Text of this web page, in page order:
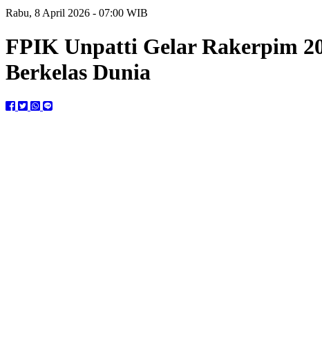
Rabu, 8 April 2026 - 07:00 WIB
FPIK Unpatti Gelar Rakerpim
Berkelas Dunia